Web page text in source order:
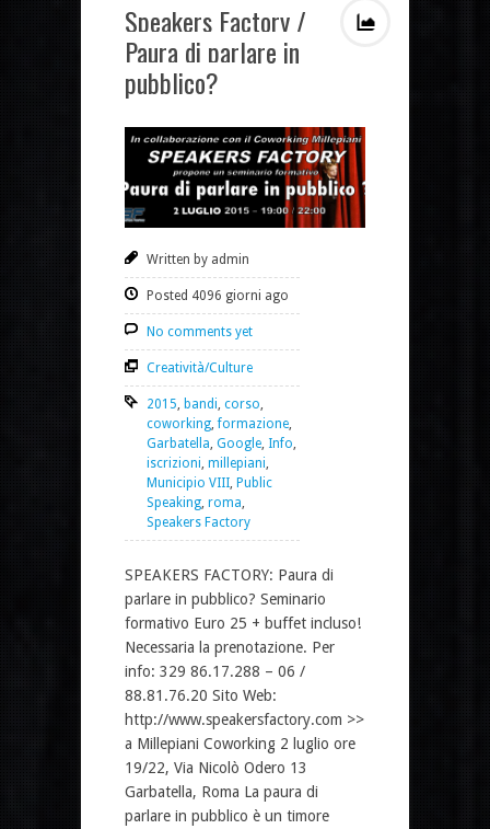
Speakers Factory /
Paura di parlare in
pubblico?
Written by admin
Posted 4096 giorni ago
No comments yet
Creatività/Culture
2015 bandi corso
coworking ,formazione
Garbatella Google Info
iscrizioni millepiani
Municipio VIII Public
Speaking roma
Speakers Factory
SPEAKERS FACTORY: Paura di
parlare in pubblico? Seminario
formativo Euro 25 + buffet incluso!
Necessaria la prenotazione. Per
info: 329 86.17.288 – 06 /
88.81.76.20 Sito Web:
http://www.speakersfactory.com >>
a Millepiani Coworking 2 luglio ore
19/22, Via Nicolò Odero 13
Garbatella, Roma La paura di
parlare in pubblico è un timore